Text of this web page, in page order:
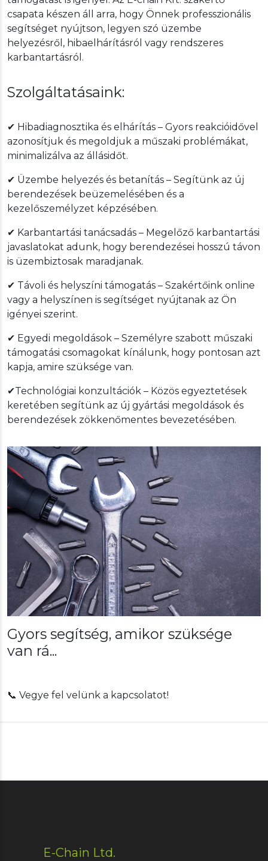
csapata készen áll arra, hogy Önnek professzionális
segítséget nyújtson, legyen szó üzembe
helyezésről, hibaelhárításról vagy rendszeres
karbantartásról.
Szolgáltatásaink:
✔ Hibadiagnosztika és elhárítás – Gyors reakcióidővel
azonosítjuk és megoldjuk a műszaki problémákat,
minimalizálva az állásidőt.
✔ Üzembe helyezés és betanítás – Segítünk az új
berendezések beüzemelésében és a
kezelőszemélyzet képzésében.
✔ Karbantartási tanácsadás – Megelőző karbantartási
javaslatokat adunk, hogy berendezései hosszú távon
is üzembiztosak maradjanak.
✔ Távoli és helyszíni támogatás – Szakértőink online
vagy a helyszínen is segítséget nyújtanak az Ön
igényei szerint.
✔ Egyedi megoldások – Személyre szabott műszaki
támogatási csomagokat kínálunk, hogy pontosan azt
kapja, amire szüksége van.
✔Technológiai konzultációk – Közös egyeztetések
keretében segítünk az új gyártási megoldások és
berendezések zökkenőmentes bevezetésében.
Gyors segítség, amikor szüksége
van rá...
📞 Vegye fel velünk a kapcsolatot!
E-Chain Ltd.